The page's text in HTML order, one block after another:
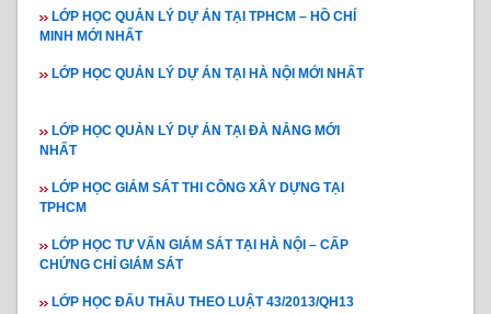
LỚP HỌC QUẢN LÝ DỰ ÁN TẠI TPHCM – HỒ CHÍ
MINH MỚI NHẤT
LỚP HỌC QUẢN LÝ DỰ ÁN TẠI HÀ NỘI MỚI NHẤT
LỚP HỌC QUẢN LÝ DỰ ÁN TẠI ĐÀ NẴNG MỚI
NHẤT
LỚP HỌC GIÁM SÁT THI CÔNG XÂY DỰNG TẠI
TPHCM
LỚP HỌC TƯ VẤN GIÁM SÁT TẠI HÀ NỘI – CẤP
CHỨNG CHỈ GIÁM SÁT
LỚP HỌC ĐẤU THẦU THEO LUẬT 43/2013/QH13